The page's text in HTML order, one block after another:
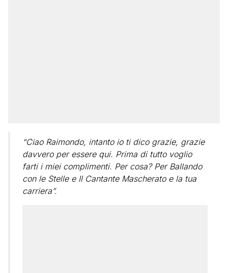
“Ciao Raimondo, intanto io ti dico grazie, grazie
davvero per essere qui. Prima di tutto voglio
farti i miei complimenti. Per cosa? Per Ballando
con le Stelle e Il Cantante Mascherato e la tua
carriera”.